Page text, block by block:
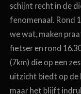
schijnt recht in de
fenomenaal. Rond
we wat, maken
fietser en rond
(7km) die op een
uitzicht biedt op de
maar het blijft